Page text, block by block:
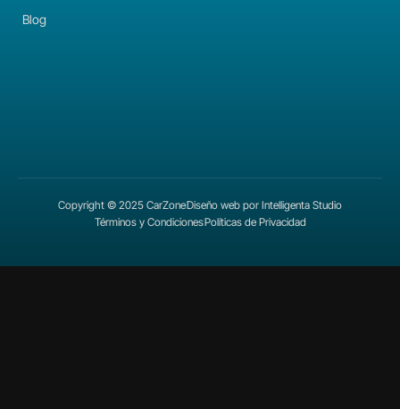
Blog
Copyright © 2025 CarZoneDiseño web por Intelligenta Studio
Términos y CondicionesPolíticas de Privacidad